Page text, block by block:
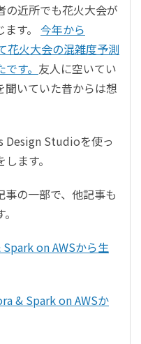
の近所でも花火大会が
す。 今年から
花火大会の混雑度予測
す。 友人に空いてい
聞いていた昔からは想
Design Studioを使っ
ます。
の一部で、他記事も
on AWSから生
& Spark on AWSか